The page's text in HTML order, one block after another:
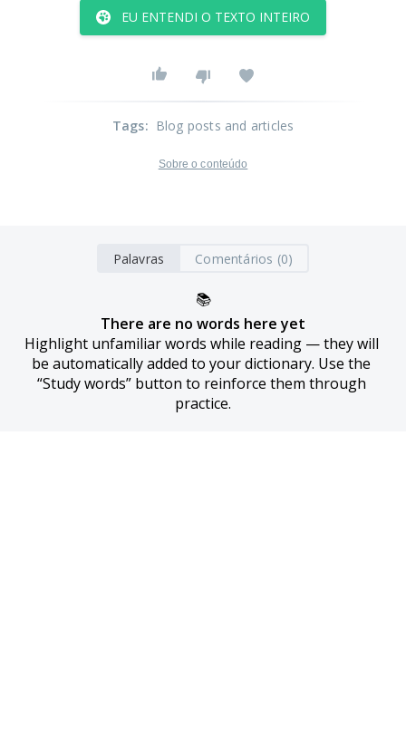
EU ENTENDI O TEXTO INTEIRO
Tags: Blog posts and articles
Sobre o conteúdo
Palavras Comentários (0)
📚
There are no words here yet
Highlight unfamiliar words while reading — they will
be automatically added to your dictionary. Use the
“Study words” button to reinforce them through
practice.